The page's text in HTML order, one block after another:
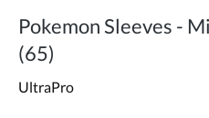
Pokemon Sleeves -
(65)
UltraPro